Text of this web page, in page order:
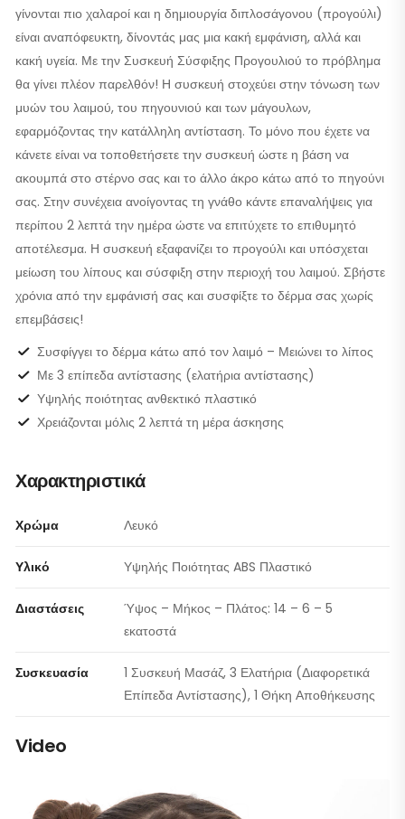
γίνονται πιο χαλαροί και η δημιουργία διπλοσάγονου (προγούλι)
είναι αναπόφευκτη, δίνοντάς μας μια κακή εμφάνιση, αλλά και
κακή υγεία. Με την Συσκευή Σύσφιξης Προγουλιού το πρόβλημα
θα γίνει πλέον παρελθόν! Η συσκευή στοχεύει στην τόνωση των
μυών του λαιμού, του πηγουνιού και των μάγουλων,
εφαρμόζοντας την κατάλληλη αντίσταση. Το μόνο που έχετε να
κάνετε είναι να τοποθετήσετε την συσκευή ώστε η βάση να
ακουμπά στο στέρνο σας και το άλλο άκρο κάτω από το πηγούνι
σας. Στην συνέχεια ανοίγοντας τη γνάθο κάντε επαναλήψεις για
περίπου 2 λεπτά την ημέρα ώστε να επιτύχετε το επιθυμητό
αποτέλεσμα. Η συσκευή εξαφανίζει το προγούλι και υπόσχεται
μείωση του λίπους και σύσφιξη στην περιοχή του λαιμού. Σβήστε
χρόνια από την εμφάνισή σας και συσφίξτε το δέρμα σας χωρίς
επεμβάσεις!
Συσφίγγει το δέρμα κάτω από τον λαιμό – Μειώνει το λίπος
Με 3 επίπεδα αντίστασης (ελατήρια αντίστασης)
Υψηλής ποιότητας ανθεκτικό πλαστικό
Χρειάζονται μόλις 2 λεπτά τη μέρα άσκησης
Χαρακτηριστικά
Χρώμα Λευκό
Υλικό Υψηλής Ποιότητας ABS Πλαστικό
Διαστάσεις
Ύψος – Μήκος – Πλάτος: 14 – 6 – 5
εκατοστά
Συσκευασία
1 Συσκευή Μασάζ, 3 Ελατήρια (Διαφορετικά
Επίπεδα Αντίστασης), 1 Θήκη Αποθήκευσης
Video